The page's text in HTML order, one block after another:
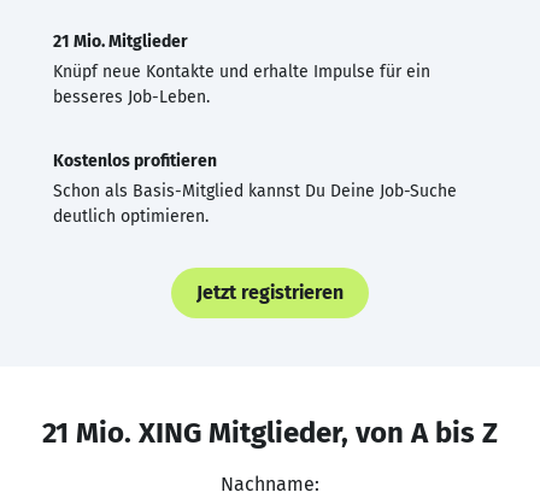
21 Mio. Mitglieder
Knüpf neue Kontakte und erhalte Impulse für ein
besseres Job-Leben.
Kostenlos profitieren
Schon als Basis-Mitglied kannst Du Deine Job-Suche
deutlich optimieren.
Jetzt registrieren
21 Mio. XING Mitglieder, von A bis Z
Nachname: